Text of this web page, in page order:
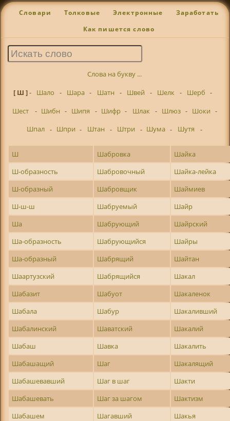
Словари Толковые Электронные Заработать
Как пишется слово
Слова на букву ...
[ Ш ]- Шало - Шара - Шатн - Швей - Шелк - Шерб -
Шест
- Шибн - Шипя - Шифр - Шлак - Шлюз - Шоки -
Шпал - Шпри - Штан - Штри - Шума - Шутя -
Ш Шабровка
Шайка
Ш-образность
Шабровочный
Шайка-лейка
Ш-образный
Шабровщик
Шаймиев
Ш-ш-ш
Шабруемый
Шайр
Ша
Шабрующий
Шайрский
Ша-образность
Шабрующийся
Шайры
Ша-образный
Шабрящий
Шайтан
Шаартузский
Шабрящийся
Шакал
Шабазит
Шабуот
Шакаленок
Шабала
Шабур
Шакаливший
Шабалинский
Шаватский
Шакалий
Шабаш
Шавка
Шакалить
Шабашащий
Шаг
Шакалящий
Шабашевавший
Шаг в шаг
Шакти
Шабашевать
Шаг за шагом
Шактизм
Шабашем
Шагавший
Шакья